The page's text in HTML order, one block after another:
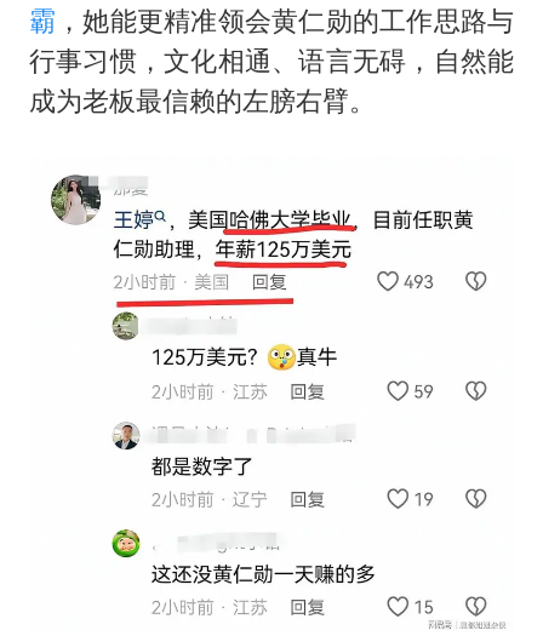
霸 ，她能更精准领会黄仁勋的工作思路与
行事习惯，文化相通、语言无碍，自然能
成为老板最信赖的左膀右臂。